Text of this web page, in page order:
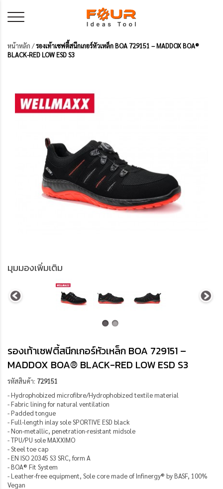
หน้าหลัก /รองเท้าเซฟตี้สนีกเกอร์หัวเหล็ก BOA 729151 – MADDOX BOA®
BLACK-RED LOW ESD S3
มุมมองเพิ่มเติม
รองเท้าเซฟตี้สนีกเกอร์หัวเหล็ก BOA 729151 –
MADDOX BOA® BLACK-RED LOW ESD S3
รหัสสินค้า: 729151
- Hydrophobized microfibre/Hydrophobized textile material
- Fabric lining for natural ventilation
- Padded tongue
- Full-length inlay sole SPORTIVE ESD black
- Non-metallic, penetration-resistant midsole
- TPU/PU sole MAXXIMO
- Steel toe cap
- EN ISO 20345 S3 SRC, form A
- BOA® Fit System
- Leather-free equipment, Sole core made of Infinergy® by BASF, 100%
Vegan